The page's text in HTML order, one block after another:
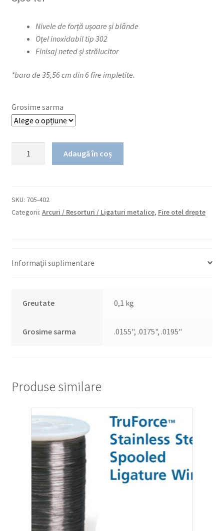
Nivele de forță ușoare și blânde
Oțel inoxidabil tip 302
Finisaj neted și strălucitor
*bara de 35,56 cm din 6 fire impletite.
Grosime sarma
Adaugă în coș
SKU: 705-402
Categorii: Arcuri / Resorturi / Ligaturi metalice, Fire otel drepte
Informații suplimentare
Greutate 0,1 kg
Grosime sarma .0155", .0175", .0195"
Produse similare